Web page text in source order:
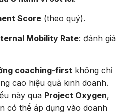
Score (theo quý).
Mobility Rate: đánh giá
coaching-first không chỉ
cao hiệu quả kinh doanh.
này qua Project Oxygen
có thể áp dụng vào doanh